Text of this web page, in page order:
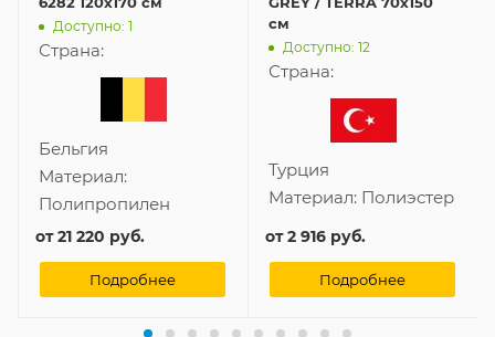
Доступно: 1
Страна:
Бельгия
Материал:
Полипропилен
от21 220 руб.
Подробнее
см
Доступно: 12
Страна:
Турция
Материал: Полиэстер
от2 916 руб.
Подробнее